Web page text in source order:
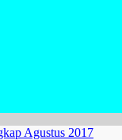
Agustus 2017